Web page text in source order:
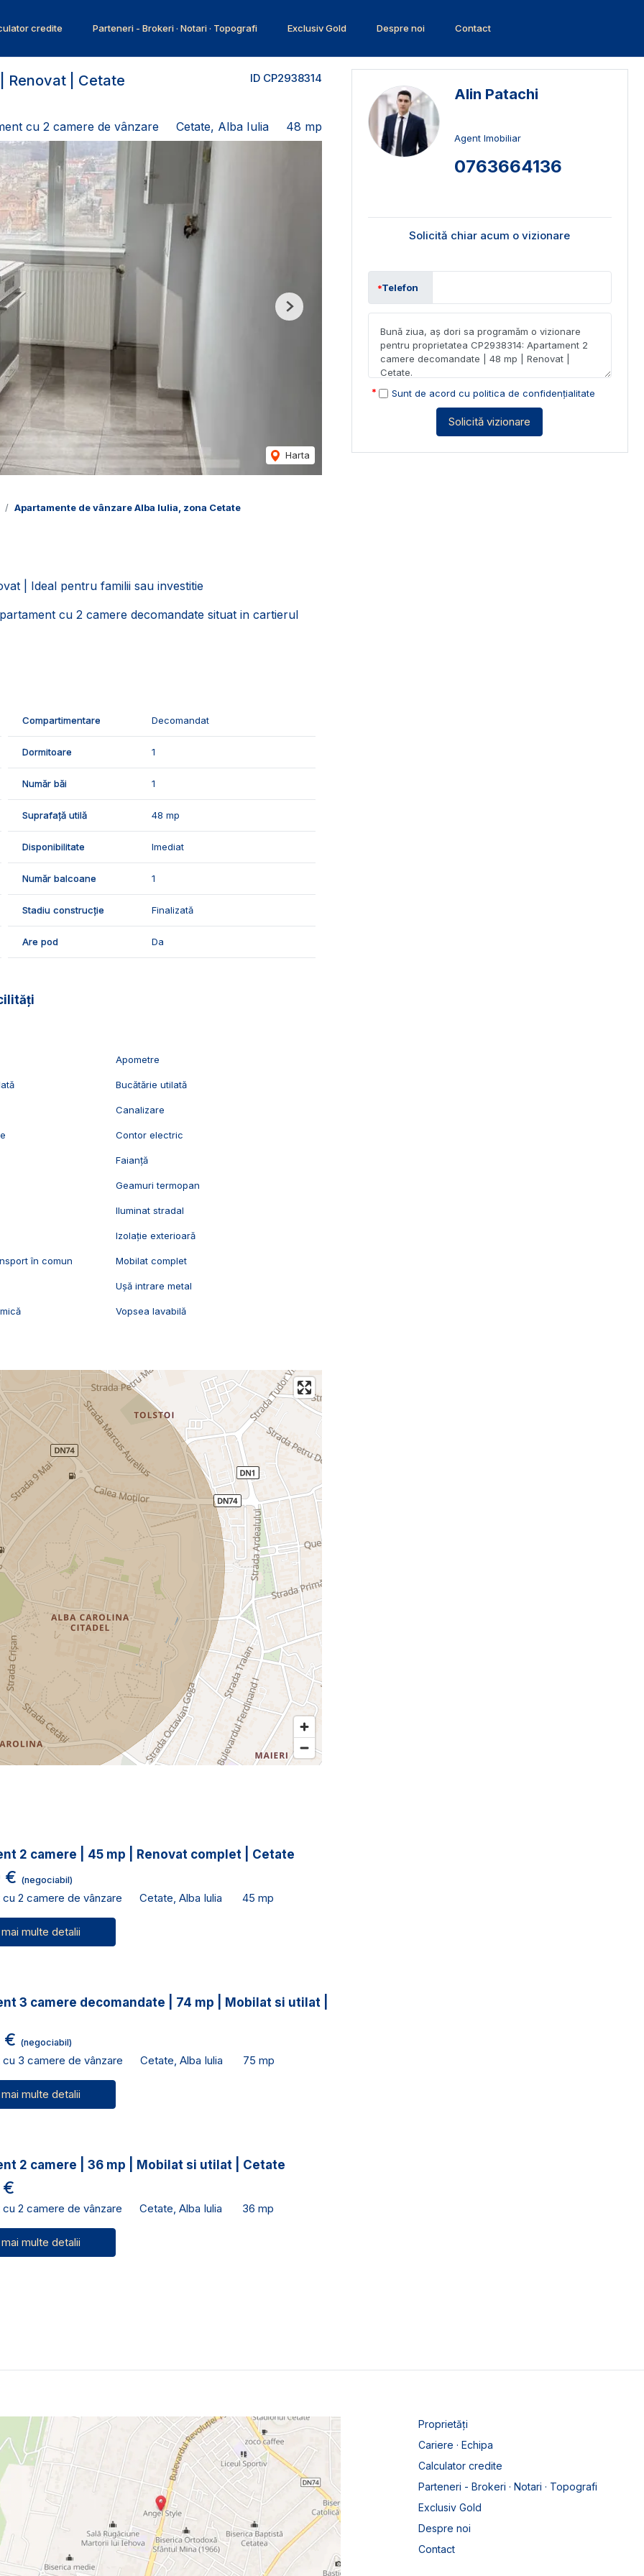
credite Parteneri - Brokeri · Notari · Topografi Exclusiv Gold Despre noi Contact
ID CP2938314
Renovat | Cetate
cu 2 camere de vânzare Cetate, Alba Iulia 48 mp
Harta
Next
Apartamente de vânzare Alba Iulia, zona Cetate
| Ideal pentru familii sau investitie
cu 2 camere decomandate situat in cartierul
din:
termopan tripane, usa metalica, izolatia termica, aer
finisaje:
un apartament cu 2 camere decomandate, renovat
Compartimentare Decomandat
Dormitoare 1
Număr băi 1
Suprafață utilă 48 mp
Disponibilitate Imediat
Număr balcoane 1
Stadiu construcție Finalizată
Are pod Da
Apometre
Bucătărie utilată
Canalizare
Contor electric
Faianță
Geamuri termopan
Iluminat stradal
Izolație exterioară
în comun Mobilat complet
Ușă intrare metal
Vopsea lavabilă
Alin Patachi
Agent Imobiliar
0763664136
Solicită chiar acum o vizionare
Telefon
Sunt de acord cu politica de confidențialitate
Solicită vizionare
2 camere | 45 mp | Renovat complet | Cetate
€ (negociabil)
2 camere de vânzare Cetate, Alba Iulia 45 mp
multe detalii
3 camere decomandate | 74 mp | Mobilat si utilat |
€ (negociabil)
3 camere de vânzare Cetate, Alba Iulia 75 mp
multe detalii
2 camere | 36 mp | Mobilat si utilat | Cetate
2 camere de vânzare Cetate, Alba Iulia 36 mp
multe detalii
Proprietăți
Cariere · Echipa
Calculator credite
Parteneri - Brokeri · Notari · Topografi
Exclusiv Gold
Despre noi
Contact